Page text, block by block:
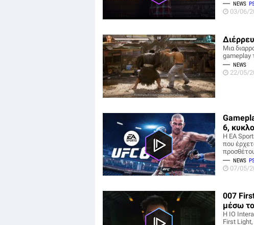
NEWS
03/06/
Μια
gameplay
NEWS
22/05/
6,
Η EA
που
NEWS
07/05/
007
μέσω
Η IO
First